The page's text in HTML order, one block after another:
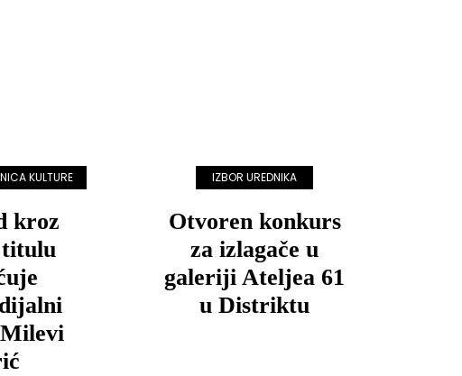
KULTURE
kroz
titulu
IZBOR UREDNIKA
Otvoren konkurs
za izlagače u
galeriji Ateljea 61
u Distriktu